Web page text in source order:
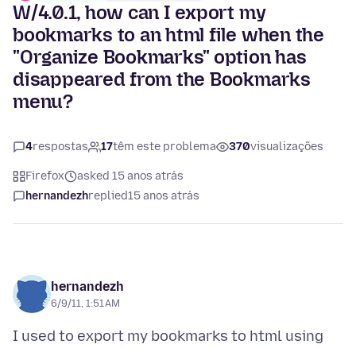
W/4.0.1, how can I export my
bookmarks to an html file when the
"Organize Bookmarks" option has
disappeared from the Bookmarks
menu?
4respostas 17têm este problema 370visualizações
Firefox
asked 15 anos atrás
hernandezhreplied15 anos atrás
hernandezh
6/9/11, 1:51 AM
I used to export my bookmarks to html using